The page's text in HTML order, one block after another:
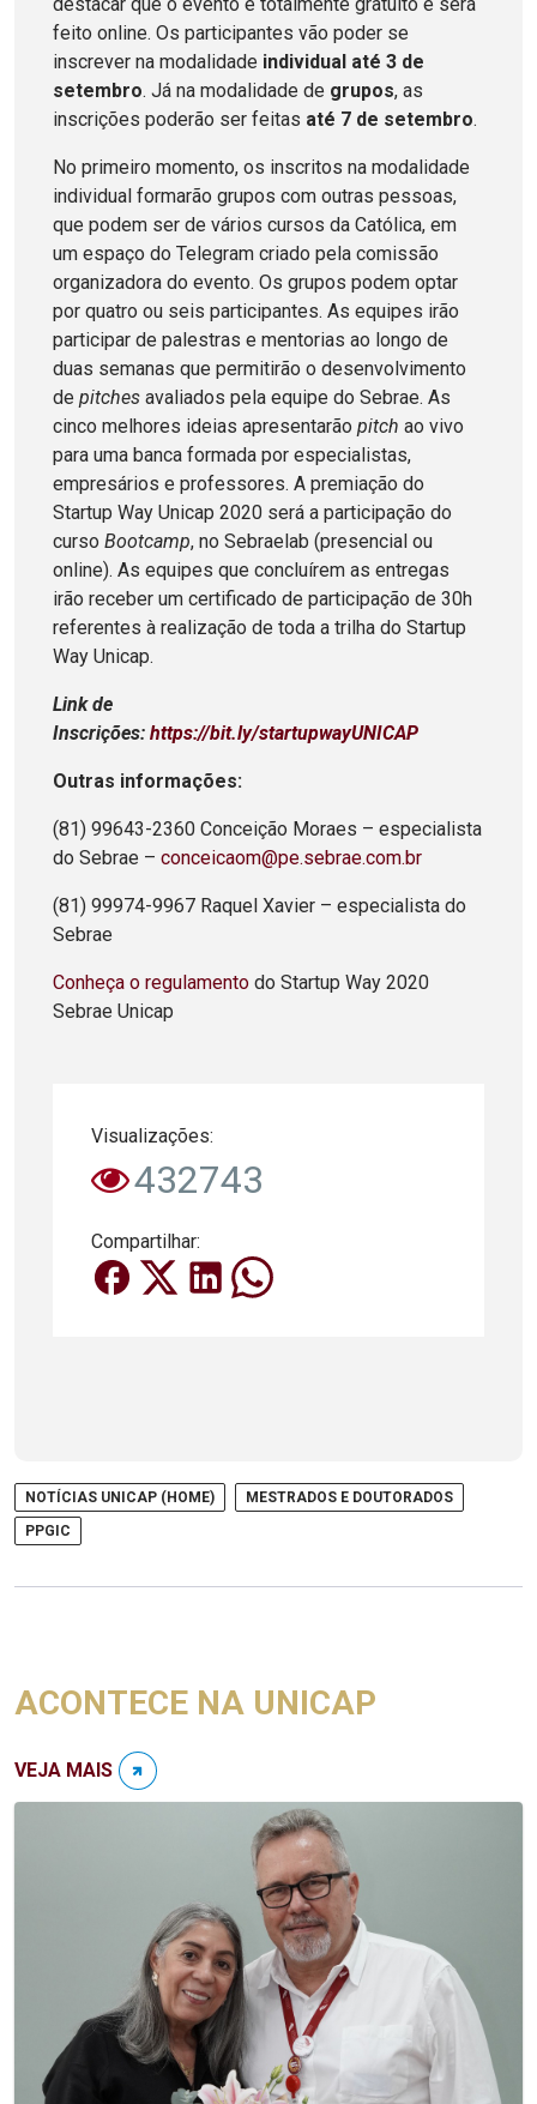
feito online. Os participantes vão poder se
inscrever na modalidade individual até 3 de
setembro. Já na modalidade de grupos, as
inscrições poderão ser feitas até 7 de setembro.
No primeiro momento, os inscritos na modalidade
individual formarão grupos com outras pessoas,
que podem ser de vários cursos da Católica, em
um espaço do Telegram criado pela comissão
organizadora do evento. Os grupos podem optar
por quatro ou seis participantes. As equipes irão
participar de palestras e mentorias ao longo de
duas semanas que permitirão o desenvolvimento
de pitches avaliados pela equipe do Sebrae. As
cinco melhores ideias apresentarão pitch ao vivo
para uma banca formada por especialistas,
empresários e professores. A premiação do
Startup Way Unicap 2020 será a participação do
curso Bootcamp, no Sebraelab (presencial ou
online). As equipes que concluírem as entregas
irão receber um certificado de participação de 30h
referentes à realização de toda a trilha do Startup
Way Unicap.
Link de
Inscrições: https://bit.ly/startupwayUNICAP
Outras informações:
(81) 99643-2360 Conceição Moraes – especialista
do Sebrae – conceicaom@pe.sebrae.com.br
(81) 99974-9967 Raquel Xavier – especialista do
Sebrae
Conheça o regulamento do Startup Way 2020
Sebrae Unicap
Visualizações:
432743
Compartilhar:
NOTÍCIAS UNICAP (HOME)
MESTRADOS E DOUTORADOS
PPGIC
ACONTECE NA UNICAP
VEJA MAIS